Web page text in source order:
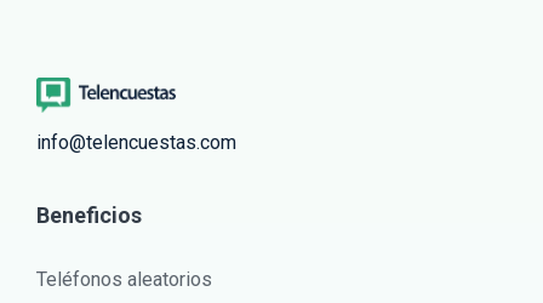
info@telencuestas.com
Beneficios
Teléfonos aleatorios